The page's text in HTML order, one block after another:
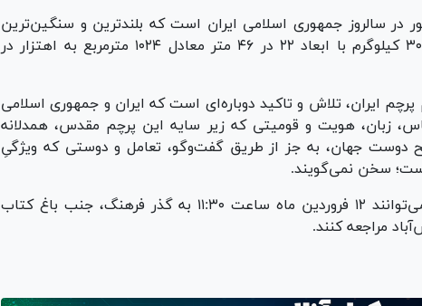
سالروز جمهوری اسلامی ایران است که بلندترین و سنگین‌ترین
پرچم کشور به ارتفاع ۱۵۰ متر و وزن ۳۰۰ کیلوگرم با ابعاد ۲۲ در ۴۶ متر معادل ۱۰۲۴ مترمربع به اهتزار در
ایران، تلاش و تاکید دوباره‌ای است که ایران و جمهوری اسلامی
زبان، هویت و قومیتی که زیر سایه این پرچم مقدس، همدلانه
دوست جهان، به جز از طریق گفت‌وگو، تعامل و دوستی که ویژگیِ
است؛ سخن نمی‌گویند.
علاقمندان برای حضور در این اجتماع می‌توانند ۱۲ فروردین ماه ساعت ۱۱:۳۰ به گذر فرهنگ، جنب باغ کتاب
مراجعه کنند.